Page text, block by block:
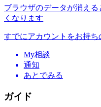
ブラウザのデータが消え
くなります
すでにアカウントをお持ち
My相談
通知
あとでみる
ガイド